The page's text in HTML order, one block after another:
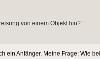
von einem Objekt hin?
ein Anfänger. Meine Frage: Wie